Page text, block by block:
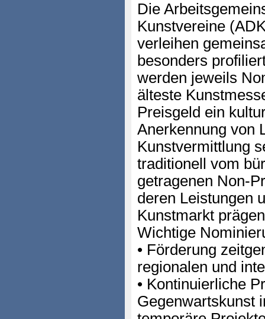
Die
Kunstvereine
verleihen
besonders
werden jeweils
älteste
Preisgeld ein
Anerkennung von
Kunstvermittlung
traditionell vom
getragenen Non-
deren Leistungen
Kunstmarkt
Wichtige
• Förderung
regionalen und
• Kontinuierliche
Gegenwartskunst